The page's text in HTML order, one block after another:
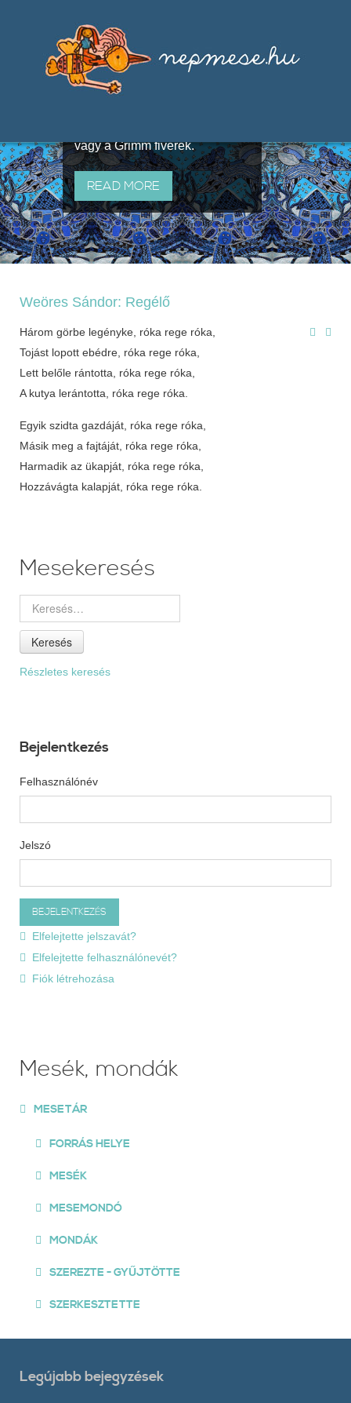
útján terjedő elbeszélésekből,
melyeket olyan ismert gyűjtők
állítottak össze, mint Benedek
vagy a Grimm fivérek.
READ MORE
Weöres Sándor: Regélő
Három görbe legényke, róka rege róka,
Tojást lopott ebédre, róka rege róka,
Lett belőle rántotta, róka rege róka,
A kutya lerántotta, róka rege róka.
Egyik szidta gazdáját, róka rege róka,
Másik meg a fajtáját, róka rege róka,
Harmadik az ükapját, róka rege róka,
Hozzávágta kalapját, róka rege róka.
Mesekeresés
Keresés
Részletes keresés
Bejelentkezés
Felhasználónév
Jelszó
Elfelejtette jelszavát?
Elfelejtette felhasználónevét?
Fiók létrehozása
Mesék, mondák
MESETÁR
FORRÁS HELYE
MESÉK
MESEMONDÓ
MONDÁK
SZEREZTE - GYŰJTÖTTE
SZERKESZTETTE
Legújabb bejegyzések